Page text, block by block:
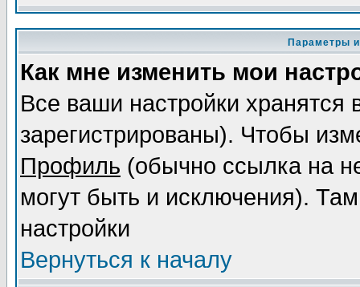
Параметры
Как мне изменить мои
Все ваши настройки
зарегистрированы). Чтобы
Профиль (обычно ссылка на
могут быть и исключения).
настройки
Вернуться к началу